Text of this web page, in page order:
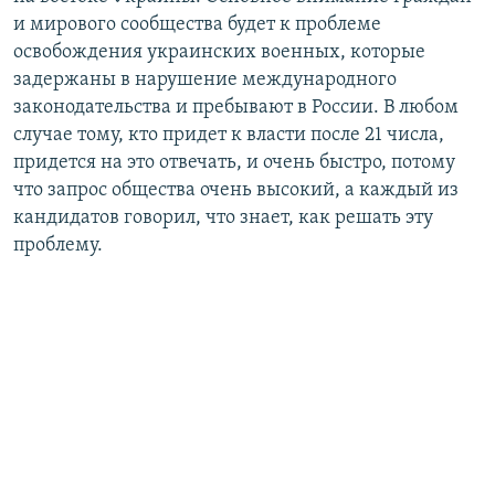
и мирового сообщества будет к проблеме
освобождения украинских военных, которые
задержаны в нарушение международного
законодательства и пребывают в России. В любом
случае тому, кто придет к власти после 21 числа,
придется на это отвечать, и очень быстро, потому
что запрос общества очень высокий, а каждый из
кандидатов говорил, что знает, как решать эту
проблему.